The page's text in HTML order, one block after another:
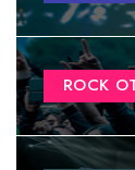
ROCK